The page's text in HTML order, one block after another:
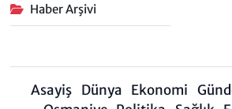
Haber Arşivi
Asayiş Dünya Ekonomi